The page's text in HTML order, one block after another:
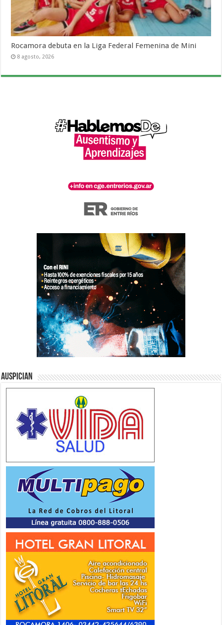
Rocamora debuta en la Liga Federal Femenina de Mini
8 agosto, 2026
Auspician